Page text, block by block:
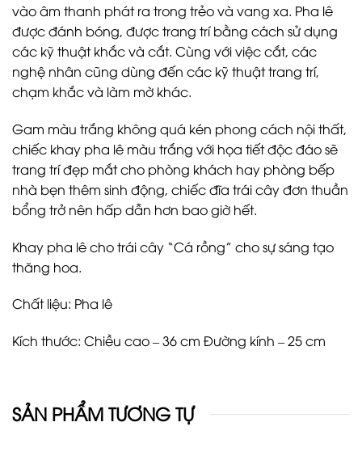
vào âm thanh phát ra trong trẻo và vang xa. Pha lê
được đánh bóng, được trang trí bằng cách sử dụng
các kỹ thuật khắc và cắt. Cùng với việc cắt, các
nghệ nhân cũng dùng đến các kỹ thuật trang trí,
chạm khắc và làm mờ khác.
Gam màu trắng không quá kén phong cách nội thất,
chiếc khay pha lê màu trắng với họa tiết độc đáo sẽ
trang trí đẹp mắt cho phòng khách hay phòng bếp
nhà bẹn thêm sinh động, chiếc đĩa trái cây đơn thuần
bổng trở nên hấp dẫn hơn bao giờ hết.
Khay pha lê cho trái cây “Cá rồng” cho sự sáng tạo
thăng hoa.
Chất liệu: Pha lê
Kích thước: Chiều cao – 36 cm Đường kính – 25 cm
SẢN PHẨM TƯƠNG TỰ